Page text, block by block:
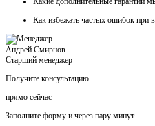
Как избежать частых ошибок при
Андрей Смирнов
Старший менеджер
Получите консультацию
прямо сейчас
Заполните форму и через пару минут